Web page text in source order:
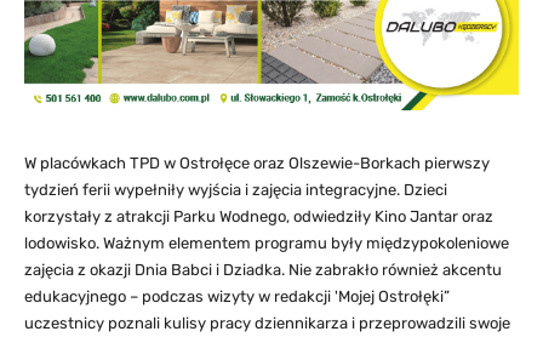
W placówkach TPD w Ostrołęce oraz Olszewie-Borkach pierwszy
tydzień ferii wypełniły wyjścia i zajęcia integracyjne. Dzieci
korzystały z atrakcji Parku Wodnego, odwiedziły Kino Jantar oraz
lodowisko. Ważnym elementem programu były międzypokoleniowe
zajęcia z okazji Dnia Babci i Dziadka. Nie zabrakło również akcentu
edukacyjnego – podczas wizyty w redakcji 'Mojej Ostrołęki”
uczestnicy poznali kulisy pracy dziennikarza i przeprowadzili swoje